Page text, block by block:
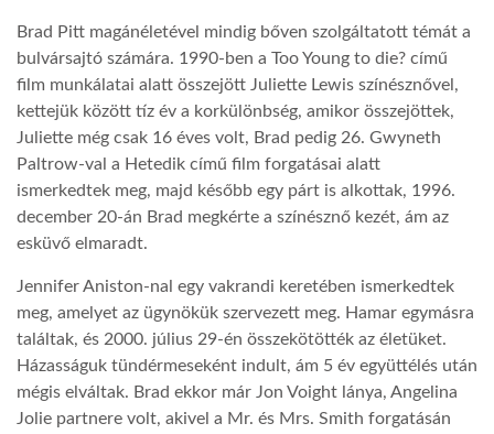
Brad Pitt magánéletével mindig bőven szolgáltatott témát a
bulvársajtó számára. 1990-ben a Too Young to die? című
film munkálatai alatt összejött Juliette Lewis színésznővel,
kettejük között tíz év a korkülönbség, amikor összejöttek,
Juliette még csak 16 éves volt, Brad pedig 26. Gwyneth
Paltrow-val a Hetedik című film forgatásai alatt
ismerkedtek meg, majd később egy párt is alkottak, 1996.
december 20-án Brad megkérte a színésznő kezét, ám az
esküvő elmaradt.
Jennifer Aniston-nal egy vakrandi keretében ismerkedtek
meg, amelyet az ügynökük szervezett meg. Hamar egymásra
találtak, és 2000. július 29-én összekötötték az életüket.
Házasságuk tündérmeseként indult, ám 5 év együttélés után
mégis elváltak. Brad ekkor már Jon Voight lánya, Angelina
Jolie partnere volt, akivel a Mr. és Mrs. Smith forgatásán